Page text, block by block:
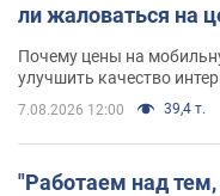
ли жаловаться на
Почему цены на
улучшить качество
7.08.2026 12:00 39,4 т.
"Работаем над